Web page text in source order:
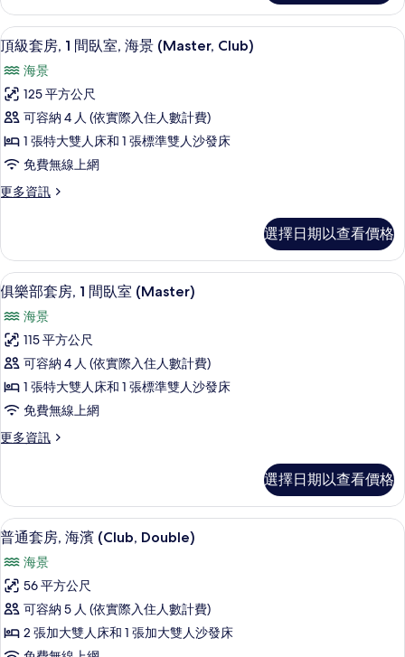
相
片
Junior
Suite
King
的
詳
情
顯
示
頂
級
套
房,
間
室,
海
景
(Master,
Club)
的
所
有
相
片
高級寢具、羽絨被、舒適加層、免費迷
9
頂級套房, 1 間臥室, 海景 (Master, Club)
海景
125 平方公尺
可容納 4 人 (依實際入住人數計費)
1 張特大雙人床和 1 張標準雙人沙發床
免費無線上網
更多資訊
更
套
房,
1
臥
室,
景
(Master,
Club)
的
詳
選擇日期以查看價格
顯
示
俱
樂
部
套
房,
1
臥
室
(Master)
的
所
有
相
片
高級寢具、羽絨被、舒適加層、免費迷
12
俱樂部套房, 1 間臥室 (Master)
海景
115 平方公尺
可容納 4 人 (依實際入住人數計費)
1 張特大雙人床和 1 張標準雙人沙發床
免費無線上網
更多資訊
更
部
套
房,
1
間
臥
(Master)
的
詳
選擇日期以查看價格
顯
示
普
通
套
房,
普通套房, 海濱 (Club, Double) | 高級
7
普通套房, 海濱 (Club, Double)
海景
56 平方公尺
可容納 5 人 (依實際入住人數計費)
2 張加大雙人床和 1 張加大雙人沙發床